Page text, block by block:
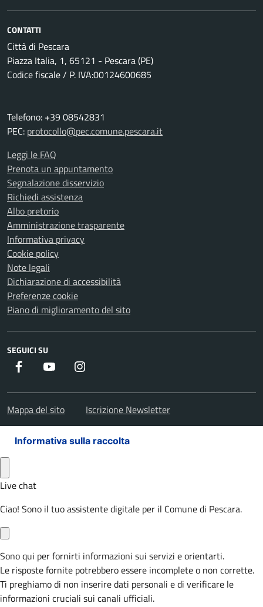
CONTATTI
Città di Pescara
Piazza Italia, 1, 65121 - Pescara (PE)
Codice fiscale / P. IVA:00124600685
Telefono: +39 08542831
PEC: protocollo@pec.comune.pescara.it
Leggi le FAQ
Prenota un appuntamento
Segnalazione disservizio
Richiedi assistenza
Albo pretorio
Amministrazione trasparente
Informativa privacy
Cookie policy
Note legali
Dichiarazione di accessibilità
Preferenze cookie
Piano di miglioramento del sito
SEGUICI SU
Facebook Youtube
Mappa del sito Iscrizione Newsletter
Informativa sulla raccolta